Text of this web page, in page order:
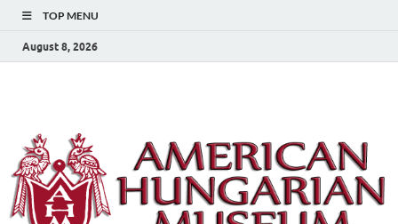
TOP MENU
August 8, 2026
Amerikai Magyar
Múzeum